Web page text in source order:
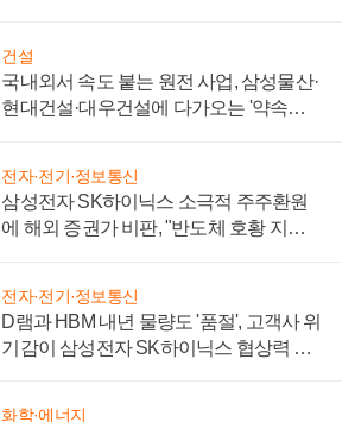
건설
국내외서 속도 붙는 원전 사업, 삼성물산·
현대건설·대우건설에 다가오는 '약속의
전자·전기·정보통신
삼성전자 SK하이닉스 소극적 주주환원
에 해외 증권가 비판, "반도체 호황 지속
전자·전기·정보통신
D램과 HBM 내년 물량도 '품절', 고객사 위
기감이 삼성전자 SK하이닉스 협상력 더
화학·에너지